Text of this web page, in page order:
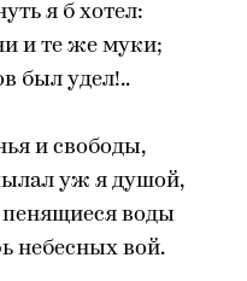
я б хотел:
и те же муки;
был удел!..
и свободы,
уж я душой,
пенящиеся воды
небесных вой.